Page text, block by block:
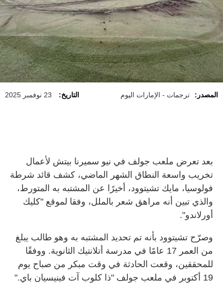
المصدر: ترجمات - الإمارات اليوم التاريخ: 23 نوفمبر 2025
بعد تعرض ملعب جولف في نيو سميرنا بيتش لأعمال
تخريب واسعة النطاق الشهر الماضي، كشف قائد شرطة
فولوسيا، مايك تشيتوود، أخيرًا عن المشتبه به المتورط،
والذي تبين أنه مراهق شعر بالملل، وفقا لموقع "كليك
أورلاندو".
وصرّح تشيتوود بأنه تم تحديد المشتبه به وهو طالب يبلغ
من العمر 17 عامًا في مدرسة أتلانتيك الثانوية
. ووفقًا
للمحققين، وقعت الحادثة في وقت مبكر من صباح يوم
19 أكتوبر في ملعب جولف "ذا كلوب آت فينيسيان باي
".